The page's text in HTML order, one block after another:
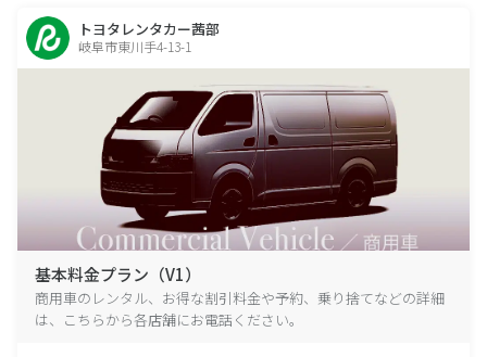
トヨタレンタカー茜部
岐阜市東川手4-13-1
基本料金プラン（V1）
商用車のレンタル、お得な割引料金や予約、乗り捨てなどの詳細
は、こちらから各店舗にお電話ください。